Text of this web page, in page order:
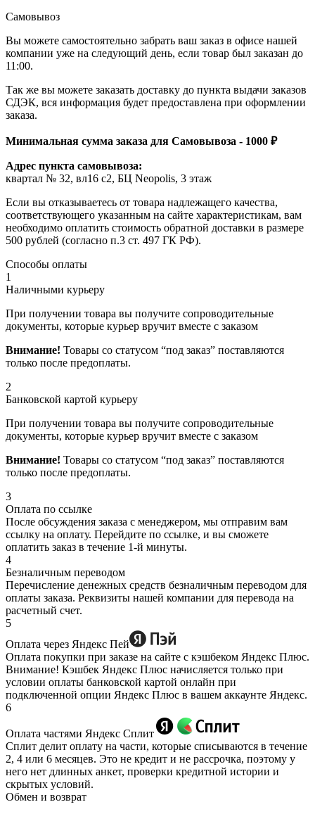
Самовывоз
Вы можете самостоятельно забрать ваш заказ в офисе нашей
компании уже на следующий день, если товар был заказан до
11:00.
Так же вы можете заказать доставку до пункта выдачи заказов
СДЭК, вся информация будет предоставлена при оформлении
заказа.
Минимальная сумма заказа для Самовывоза - 1000 ₽
Адрес пункта самовывоза:
квартал № 32, вл16 с2, БЦ Neopolis, 3 этаж
Если вы отказываетесь от товара надлежащего качества,
соответствующего указанным на сайте характеристикам, вам
необходимо оплатить стоимость обратной доставки в размере
500 рублей (согласно п.3 ст. 497 ГК РФ).
Способы оплаты
1
Наличными курьеру
При получении товара вы получите сопроводительные
документы, которые курьер вручит вместе с заказом
Внимание! Товары со статусом “под заказ” поставляются
только после предоплаты.
2
Банковской картой курьеру
При получении товара вы получите сопроводительные
документы, которые курьер вручит вместе с заказом
Внимание! Товары со статусом “под заказ” поставляются
только после предоплаты.
3
Оплата по ссылке
После обсуждения заказа с менеджером, мы отправим вам
ссылку на оплату. Перейдите по ссылке, и вы сможете
оплатить заказ в течение 1-й минуты.
4
Безналичным переводом
Перечисление денежных средств безналичным переводом для
оплаты заказа. Реквизиты нашей компании для перевода на
расчетный счет.
5
Оплата через Яндекс Пей
Оплата покупки при заказе на сайте с кэшбеком Яндекс Плюс.
Внимание! Кэшбек Яндекс Плюс начисляется только при
условии оплаты банковской картой онлайн при
подключенной опции Яндекс Плюс в вашем аккаунте Яндекс.
6
Оплата частями Яндекс Сплит
Сплит делит оплату на части, которые списываются в течение
2, 4 или 6 месяцев. Это не кредит и не рассрочка, поэтому у
него нет длинных анкет, проверки кредитной истории и
скрытых условий.
Обмен и возврат